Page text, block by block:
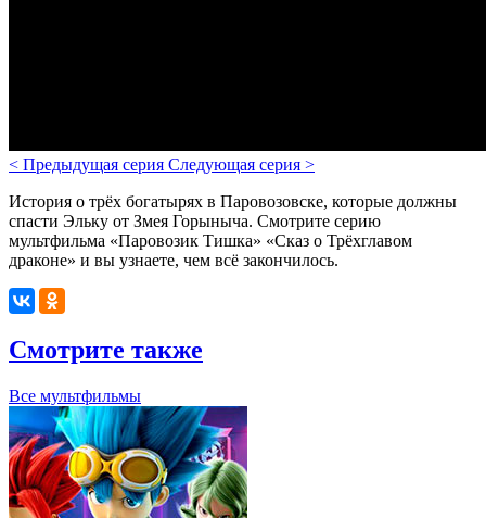
< Предыдущая серия Следующая серия >
История о трёх богатырях в Паровозовске, которые должны
спасти Эльку от Змея Горыныча. Смотрите серию
мультфильма «Паровозик Тишка» «Сказ о Трёхглавом
драконе» и вы узнаете, чем всё закончилось.
Смотрите также
Все мультфильмы